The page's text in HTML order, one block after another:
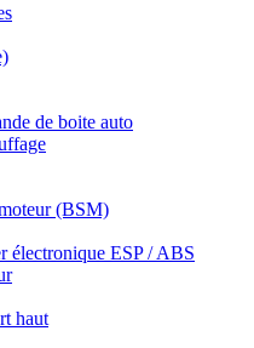
de boite auto
(BSM)
électronique ESP / ABS
haut